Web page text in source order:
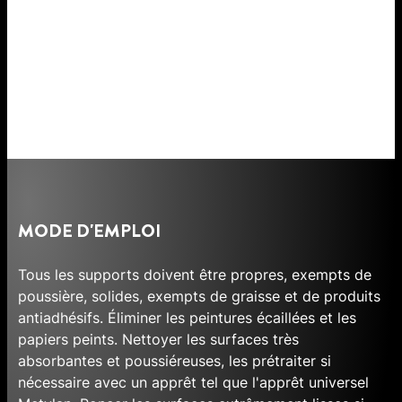
MODE D'EMPLOI
Tous les supports doivent être propres, exempts de
poussière, solides, exempts de graisse et de produits
antiadhésifs. Éliminer les peintures écaillées et les
papiers peints. Nettoyer les surfaces très
absorbantes et poussiéreuses, les prétraiter si
nécessaire avec un apprêt tel que l'apprêt universel